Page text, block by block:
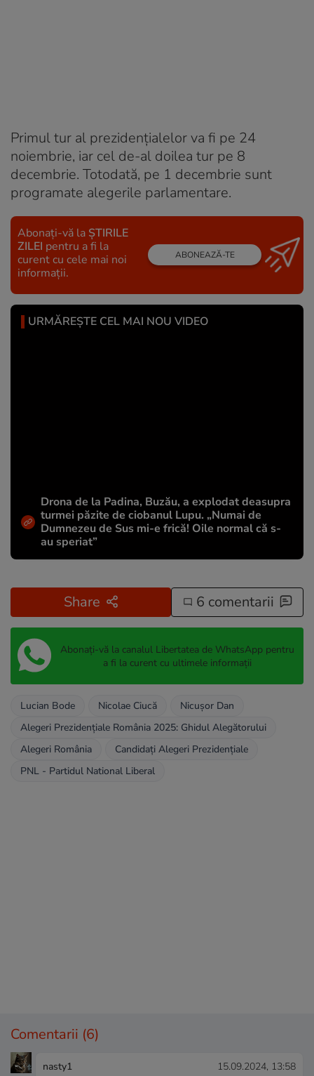
Primul tur al prezidențialelor va fi pe 24
noiembrie, iar cel de-al doilea tur pe 8
decembrie. Totodată, pe 1 decembrie sunt
programate alegerile parlamentare.
Abonați-vă la ȘTIRILE
ZILEI pentru a fi la
curent cu cele mai noi
informații.
ABONEAZĂ-TE
URMĂREȘTE CEL MAI NOU VIDEO
Drona de la Padina, Buzău, a explodat deasupra
turmei păzite de ciobanul Lupu. „Numai de
Dumnezeu de Sus mi-e frică! Oile normal că s-
au speriat”
Share 6 comentarii
Abonați-vă la canalul Libertatea de WhatsApp pentru
a fi la curent cu ultimele informații
Lucian Bode Nicolae Ciucă
Nicușor Dan
Alegeri Prezidențiale România 2025: Ghidul Alegătorului
Alegeri România
Candidați Alegeri Prezidențiale
PNL - Partidul National Liberal
Comentarii (6)
nasty1 15.09.2024, 13:58